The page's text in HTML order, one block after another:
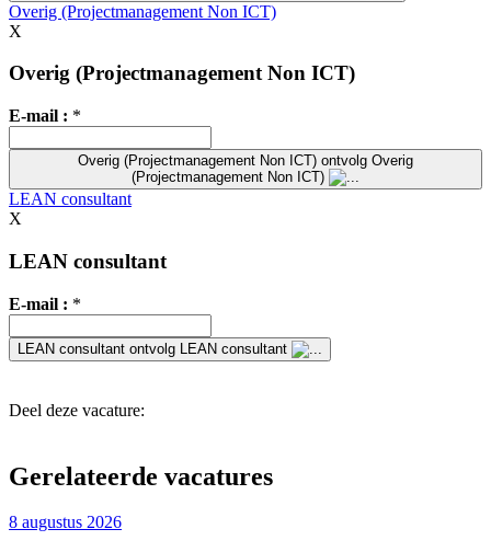
Overig (Projectmanagement Non ICT)
X
Overig (Projectmanagement Non ICT)
E-mail : *
Overig (Projectmanagement Non ICT) ontvolg Overig
(Projectmanagement Non ICT)
LEAN consultant
X
LEAN consultant
E-mail : *
LEAN consultant ontvolg LEAN consultant
Deel deze vacature:
Gerelateerde vacatures
8 augustus 2026